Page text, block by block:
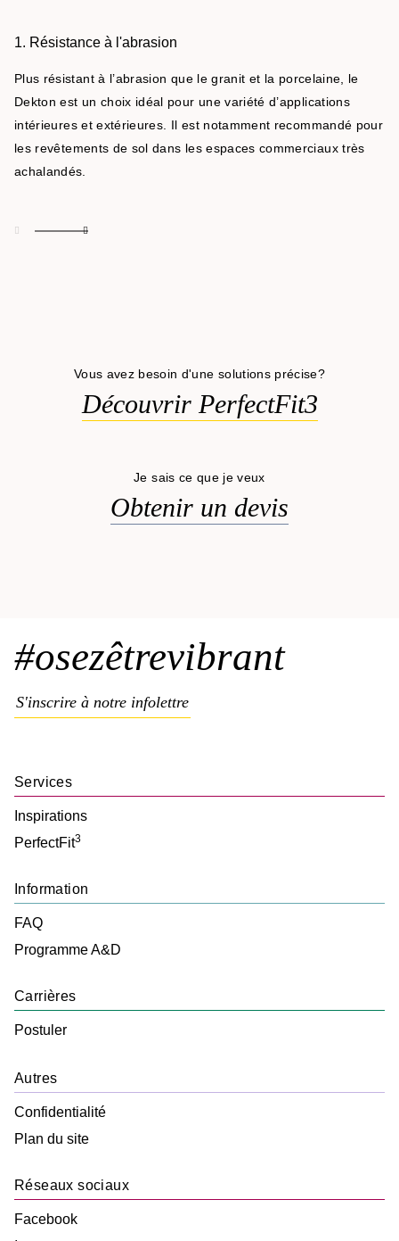
1. Résistance à l'abrasion
Plus résistant à l’abrasion que le granit et la porcelaine, le
Dekton est un choix idéal pour une variété d’applications
intérieures et extérieures. Il est notamment recommandé pour
les revêtements de sol dans les espaces commerciaux très
achalandés.
Vous avez besoin d'une solutions précise?
Découvrir PerfectFit3
Je sais ce que je veux
Obtenir un devis
#osezêtrevibrant
S'inscrire à notre infolettre
Services
Inspirations
PerfectFit3
Information
FAQ
Programme A&D
Carrières
Postuler
Réseaux sociaux
Facebook
Autres
Confidentialité
Plan du site